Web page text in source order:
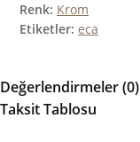
Renk: Krom
Etiketler: eca
Değerlendirmeler (0)
Taksit Tablosu